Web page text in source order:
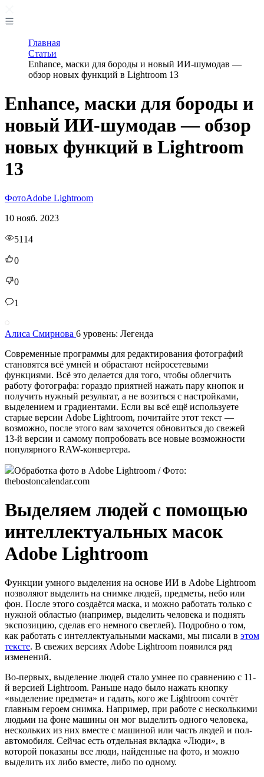
Главная
Статьи
Enhance, маски для бороды и новый ИИ-шумодав —
обзор новых функций в Lightroom 13
Enhance, маски для бороды и
новый ИИ-шумодав — обзор
новых функций в Lightroom
13
ФотоAdobe Lightroom
10 нояб. 2023
5114
0
0
1
Алиса Смирнова 6 уровень: Легенда
Современные программы для редактирования фотографий
становятся всё умней и обрастают нейросетевыми
функциями. Всё это делается для того, чтобы облегчить
работу фотографа: гораздо приятней нажать пару кнопок и
получить нужный результат, а не возиться с настройками,
выделением и градиентами. Если вы всё ещё используете
старые версии Adobe Lightroom, почитайте этот текст —
возможно, после этого вам захочется обновиться до свежей
13-й версии и самому попробовать все новые возможности
популярного RAW-конвертера.
Обработка фото в Adobe Lightroom / Фото:
thebostoncalendar.com
Выделяем людей с помощью
интеллектуальных масок
Adobe Lightroom
Функции умного выделения на основе ИИ в Adobe Lightroom
позволяют выделить на снимке людей, предметы, небо или
фон. После этого создаётся маска, и можно работать только с
нужной областью (например, выделить человека и поднять
экспозицию, сделав его немного светлей). Подробно о том,
как работать с интеллектуальными масками, мы писали в этом
тексте. В свежих версиях Adobe Lightroom появился ряд
изменений.
Во-первых, выделение людей стало умнее по сравнению с 11-
й версией Lightroom. Раньше надо было нажать кнопку
«выделение предмета» и гадать, кого же Lightroom сочтёт
главным героем снимка. Например, при работе с несколькими
людьми на фоне машины он мог выделить одного человека,
нескольких из них вместе с машиной или часть людей и пол-
автомобиля. Сейчас есть отдельная вкладка «Люди», в
которой показаны все люди, найденные на фото, и можно
выделить их либо вместе, либо по одному.